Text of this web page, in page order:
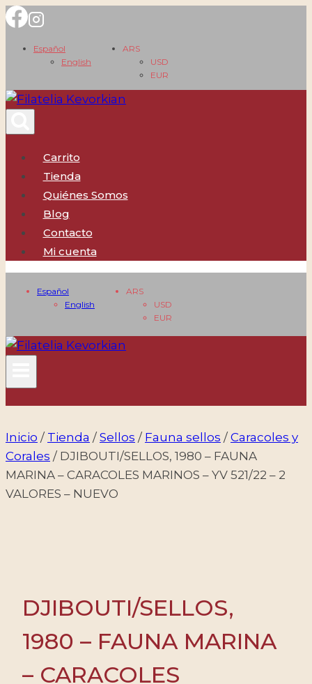
Saltar
contenido
Español
English
ARS
USD
EUR
Carrito
Tienda
Quiénes Somos
Blog
Contacto
Mi cuenta
Español
English
ARS
USD
EUR
Inicio / Tienda / Sellos / Fauna sellos / Caracoles y
Corales / DJIBOUTI/SELLOS, 1980 – FAUNA
MARINA – CARACOLES MARINOS – YV 521/22 – 2
VALORES – NUEVO
DJIBOUTI/SELLOS,
1980 – FAUNA MARINA
– CARACOLES